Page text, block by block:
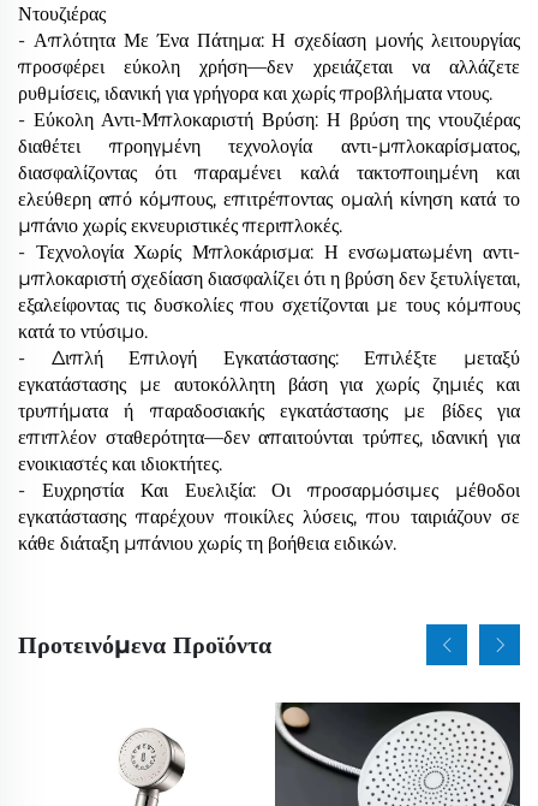
Ντουζιέρας
- Απλότητα Με Ένα Πάτημα: Η σχεδίαση μονής λειτουργίας
προσφέρει εύκολη χρήση—δεν χρειάζεται να αλλάζετε
ρυθμίσεις, ιδανική για γρήγορα και χωρίς προβλήματα ντους.
- Εύκολη Αντι-Μπλοκαριστή Βρύση: Η βρύση της ντουζιέρας
διαθέτει προηγμένη τεχνολογία αντι-μπλοκαρίσματος,
διασφαλίζοντας ότι παραμένει καλά τακτοποιημένη και
ελεύθερη από κόμπους, επιτρέποντας ομαλή κίνηση κατά το
μπάνιο χωρίς εκνευριστικές περιπλοκές.
- Τεχνολογία Χωρίς Μπλοκάρισμα: Η ενσωματωμένη αντι-
μπλοκαριστή σχεδίαση διασφαλίζει ότι η βρύση δεν ξετυλίγεται,
εξαλείφοντας τις δυσκολίες που σχετίζονται με τους κόμπους
κατά το ντύσιμο.
- Διπλή Επιλογή Εγκατάστασης: Επιλέξτε μεταξύ
εγκατάστασης με αυτοκόλλητη βάση για χωρίς ζημιές και
τρυπήματα ή παραδοσιακής εγκατάστασης με βίδες για
επιπλέον σταθερότητα—δεν απαιτούνται τρύπες, ιδανική για
ενοικιαστές και ιδιοκτήτες.
- Ευχρηστία Και Ευελιξία: Οι προσαρμόσιμες μέθοδοι
εγκατάστασης παρέχουν ποικίλες λύσεις, που ταιριάζουν σε
κάθε διάταξη μπάνιου χωρίς τη βοήθεια ειδικών.
Προτεινόμενα Προϊόντα